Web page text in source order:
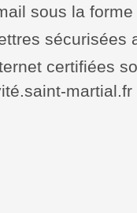
sous la forme
sécurisées
certifiées
martial.fr